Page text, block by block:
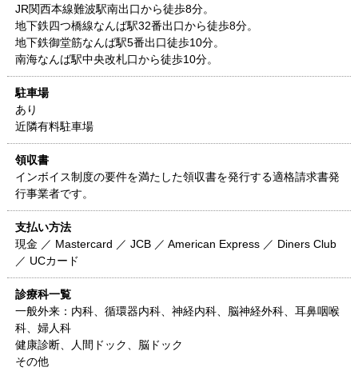
JR関西本線難波駅南出口から徒歩8分。
地下鉄四つ橋線なんば駅32番出口から徒歩8分。
地下鉄御堂筋なんば駅5番出口徒歩10分。
南海なんば駅中央改札口から徒歩10分。
駐車場
あり
近隣有料駐車場
領収書
インボイス制度の要件を満たした領収書を発行する適格請求書発
行事業者です。
支払い方法
現金 ／ Mastercard ／ JCB ／ American Express ／ Diners Club
／ UCカード
診療科一覧
一般外来：内科、循環器内科、神経内科、脳神経外科、耳鼻咽喉
科、婦人科
健康診断、人間ドック、脳ドック
その他